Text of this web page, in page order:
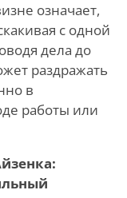
означает,
с одной
дела до
раздражать
в
работы или